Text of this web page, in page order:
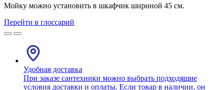
Мойку можно установить в шкафчик шириной 45 см.
Перейти в глоссарий
Удобная доставка
При заказе сантехники можно выбрать подходящие
условия доставки и оплаты. Если товар в наличии, он